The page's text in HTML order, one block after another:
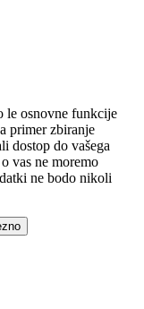
le osnovne funkcije
primer zbiranje
dostop do vašega
vas ne moremo
ne bodo nikoli